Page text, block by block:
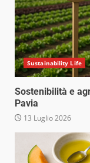
Sustainability Life
Sostenibilità e
Pavia
13 Luglio 2026